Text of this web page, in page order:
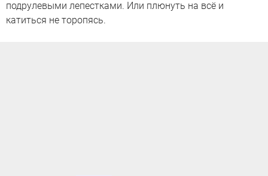
подрулевыми лепестками. Или плюнуть на всё и
катиться не торопясь.